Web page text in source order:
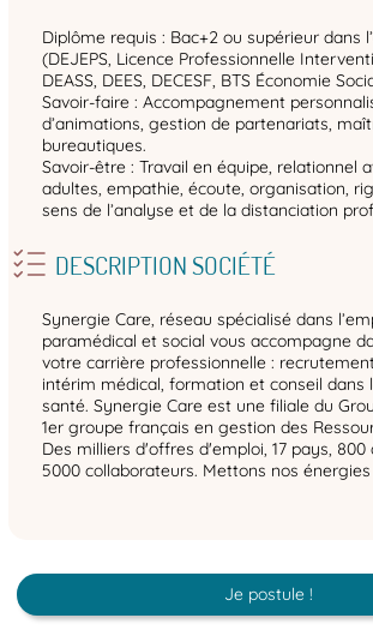
Diplôme requis : Bac+2 ou supérieur dans
(DEJEPS, Licence Professionnelle
DEASS, DEES, DECESF, BTS Économie
Savoir-faire : Accompagnement
d’animations, gestion de partenariats,
bureautiques.
Savoir-être : Travail en équipe, relationnel
adultes, empathie, écoute, organisation,
sens de l’analyse et de la distanciation
DESCRIPTION SOCIÉTÉ
Synergie Care, réseau spécialisé dans
paramédical et social vous accompagne
votre carrière professionnelle :
intérim médical, formation et conseil dans
santé. Synergie Care est une filiale du
1er groupe français en gestion des
Des milliers d'offres d'emploi, 17 pays, 800
5000 collaborateurs. Mettons nos
Je postule !